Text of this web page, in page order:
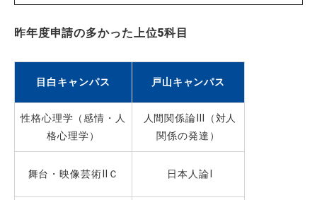
昨年度申請の多かった上位5科目
目白キャンパス 戸山キャンパス
性格心理学（感情・人
格心理学）
人間関係論Ⅲ（対人
関係の発達）
舞台・映像芸術ⅡＣ 日本人論Ⅰ